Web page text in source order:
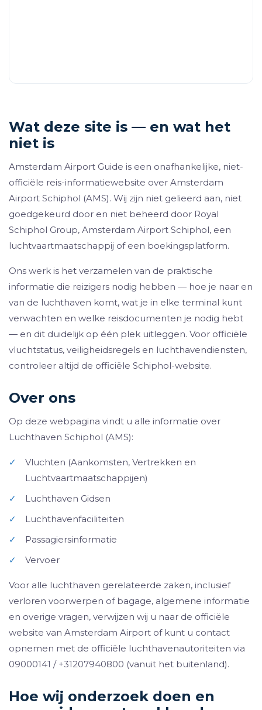
Wat deze site is — en wat het
niet is
Amsterdam Airport Guide is een onafhankelijke, niet-
officiële reis-informatiewebsite over Amsterdam
Airport Schiphol (AMS). Wij zijn niet gelieerd aan, niet
goedgekeurd door en niet beheerd door Royal
Schiphol Group, Amsterdam Airport Schiphol, een
luchtvaartmaatschappij of een boekingsplatform.
Ons werk is het verzamelen van de praktische
informatie die reizigers nodig hebben — hoe je naar en
van de luchthaven komt, wat je in elke terminal kunt
verwachten en welke reisdocumenten je nodig hebt
— en dit duidelijk op één plek uitleggen. Voor officiële
vluchtstatus, veiligheidsregels en luchthavendiensten,
controleer altijd de officiële Schiphol-website.
Over ons
Op deze webpagina vindt u alle informatie over
Luchthaven Schiphol (AMS):
✓
Vluchten (Aankomsten, Vertrekken en
Luchtvaartmaatschappijen)
✓
Luchthaven Gidsen
✓
Luchthavenfaciliteiten
✓
Passagiersinformatie
✓
Vervoer
Voor alle luchthaven gerelateerde zaken, inclusief
verloren voorwerpen of bagage, algemene informatie
en overige vragen, verwijzen wij u naar de officiële
website van Amsterdam Airport of kunt u contact
opnemen met de officiële luchthavenautoriteiten via
09000141 / +31207940800 (vanuit het buitenland).
Hoe wij onderzoek doen en